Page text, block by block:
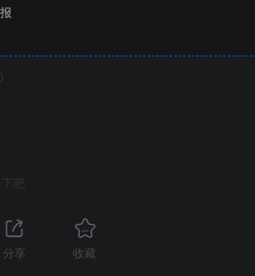
高清完整文档
吧
分享 收藏